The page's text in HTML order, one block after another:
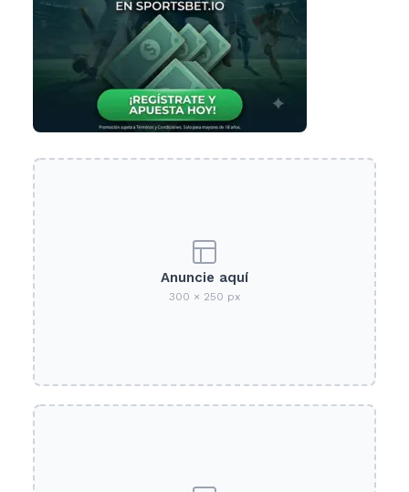
Anuncie aquí
300 × 250 px